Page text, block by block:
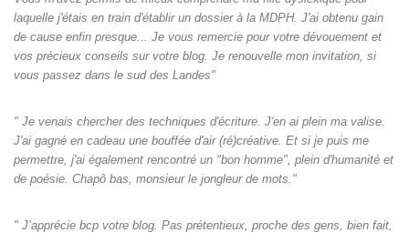
laquelle j'étais en train d'établir un dossier à la MDPH. J'ai obtenu gain
de cause enfin presque... Je vous remercie pour votre dévouement et
vos précieux conseils sur votre blog. Je renouvelle mon invitation, si
vous passez dans le sud des Landes"
" Je venais chercher des techniques d'écriture. J'en ai plein ma valise.
J'ai gagné en cadeau une bouffée d'air (ré)créative. Et si je puis me
permettre, j'ai également rencontré un "bon homme", plein d'humanité et
de poésie. Chapô bas, monsieur le jongleur de mots."
" J’apprécie bcp votre blog. Pas prétentieux, proche des gens, bien fait,